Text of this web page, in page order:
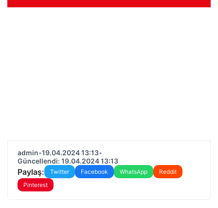
admin•19.04.2024 13:13•
Güncellendi: 19.04.2024 13:13
Paylaş: Twitter Facebook WhatsApp
Reddit
Pinterest